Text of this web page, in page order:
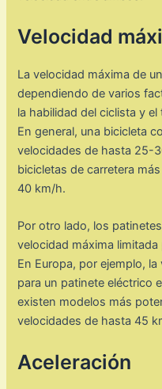
Velocidad
La velocidad máxima de
dependiendo de varios
la habilidad del ciclista y
En general, una bicicleta
velocidades de hasta 25-
bicicletas de carretera
40 km/h.
Por otro lado, los
velocidad máxima
En Europa, por ejemplo,
para un patinete eléctrico
existen modelos más
velocidades de hasta 45
Aceleración